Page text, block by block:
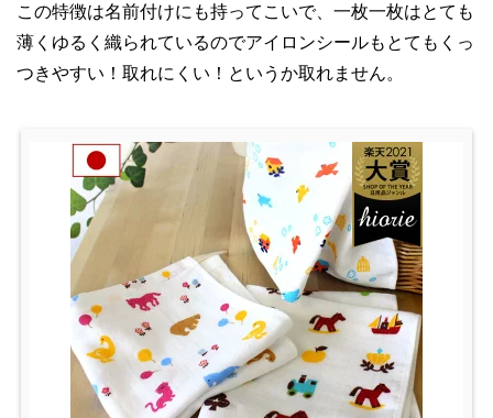
この特徴は名前付けにも持ってこいで、一枚一枚はとても
薄くゆるく織られているのでアイロンシールもとてもくっ
つきやすい！取れにくい！というか取れません。